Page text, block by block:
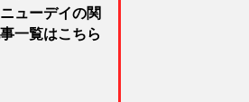
ューデイの関
一覧はこちら